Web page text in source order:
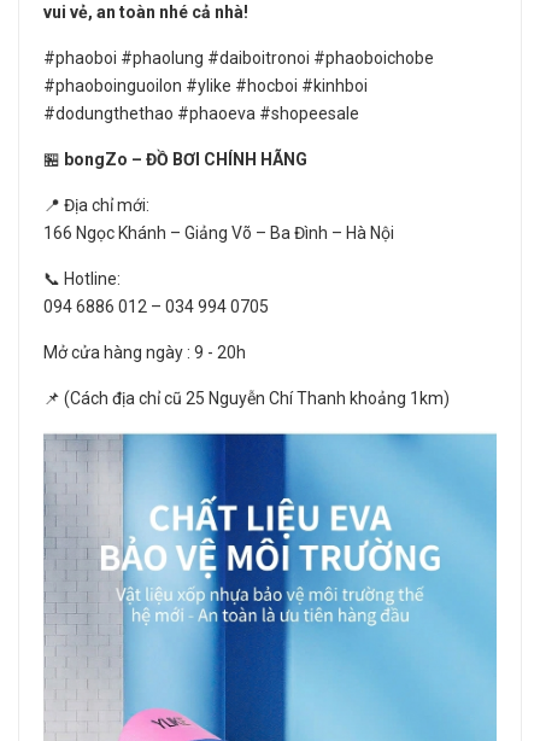
vui vẻ, an toàn nhé cả nhà!
#phaoboi #phaolung #daiboitronoi #phaoboichobe
#phaoboinguoilon #ylike #hocboi #kinhboi
#dodungthethao #phaoeva #shopeesale
🏪 bongZo – ĐỒ BƠI CHÍNH HÃNG
📍 Địa chỉ mới:
166 Ngọc Khánh – Giảng Võ – Ba Đình – Hà Nội
📞 Hotline:
094 6886 012 – 034 994 0705
Mở cửa hàng ngày : 9 - 20h
📌 (Cách địa chỉ cũ 25 Nguyễn Chí Thanh khoảng 1km)